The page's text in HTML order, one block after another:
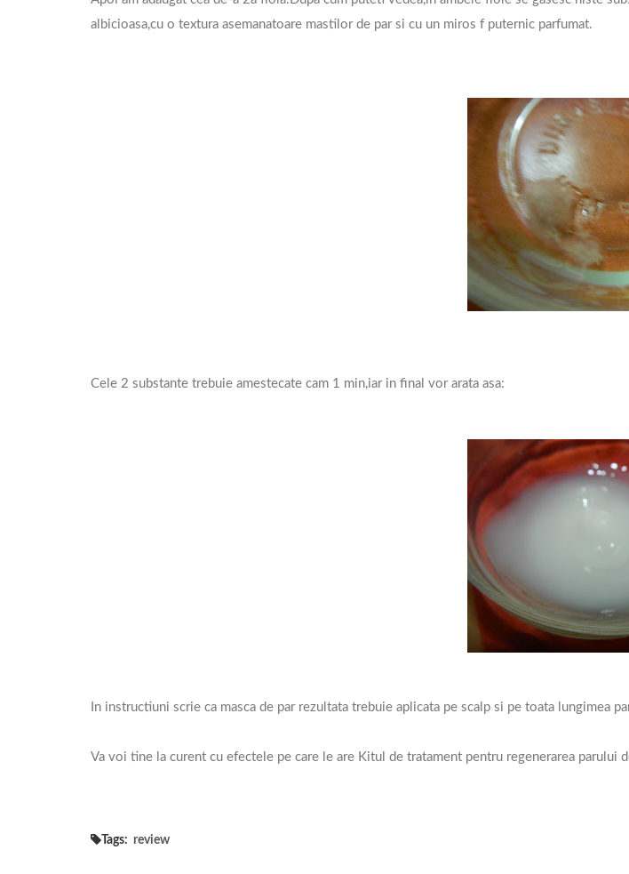
albicioasa,cu o textura asemanatoare mastilor de par si cu un miros f puternic parfumat.
Cele 2 substante trebuie amestecate cam 1 min,iar in final vor arata asa:
In instructiuni scrie ca masca de par rezultata trebuie aplicata pe scalp si pe toata lungimea
Va voi tine la curent cu efectele pe care le are Kitul de tratament pentru regenerarea parului
Tags: review